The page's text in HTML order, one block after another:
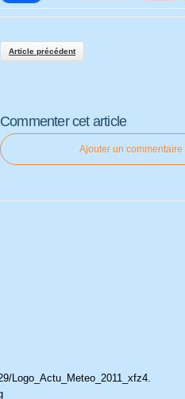
Article précédent
Commenter cet article
Ajouter un commentaire